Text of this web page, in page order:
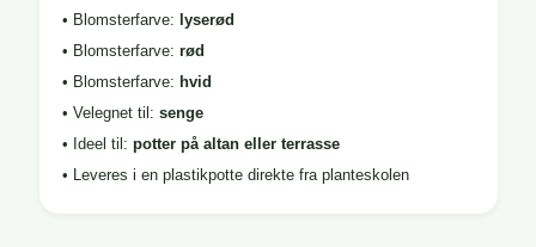
• Blomsterfarve: lyserød
• Blomsterfarve: rød
• Blomsterfarve: hvid
• Velegnet til: senge
• Ideel til: potter på altan eller terrasse
• Leveres i en plastikpotte direkte fra planteskolen